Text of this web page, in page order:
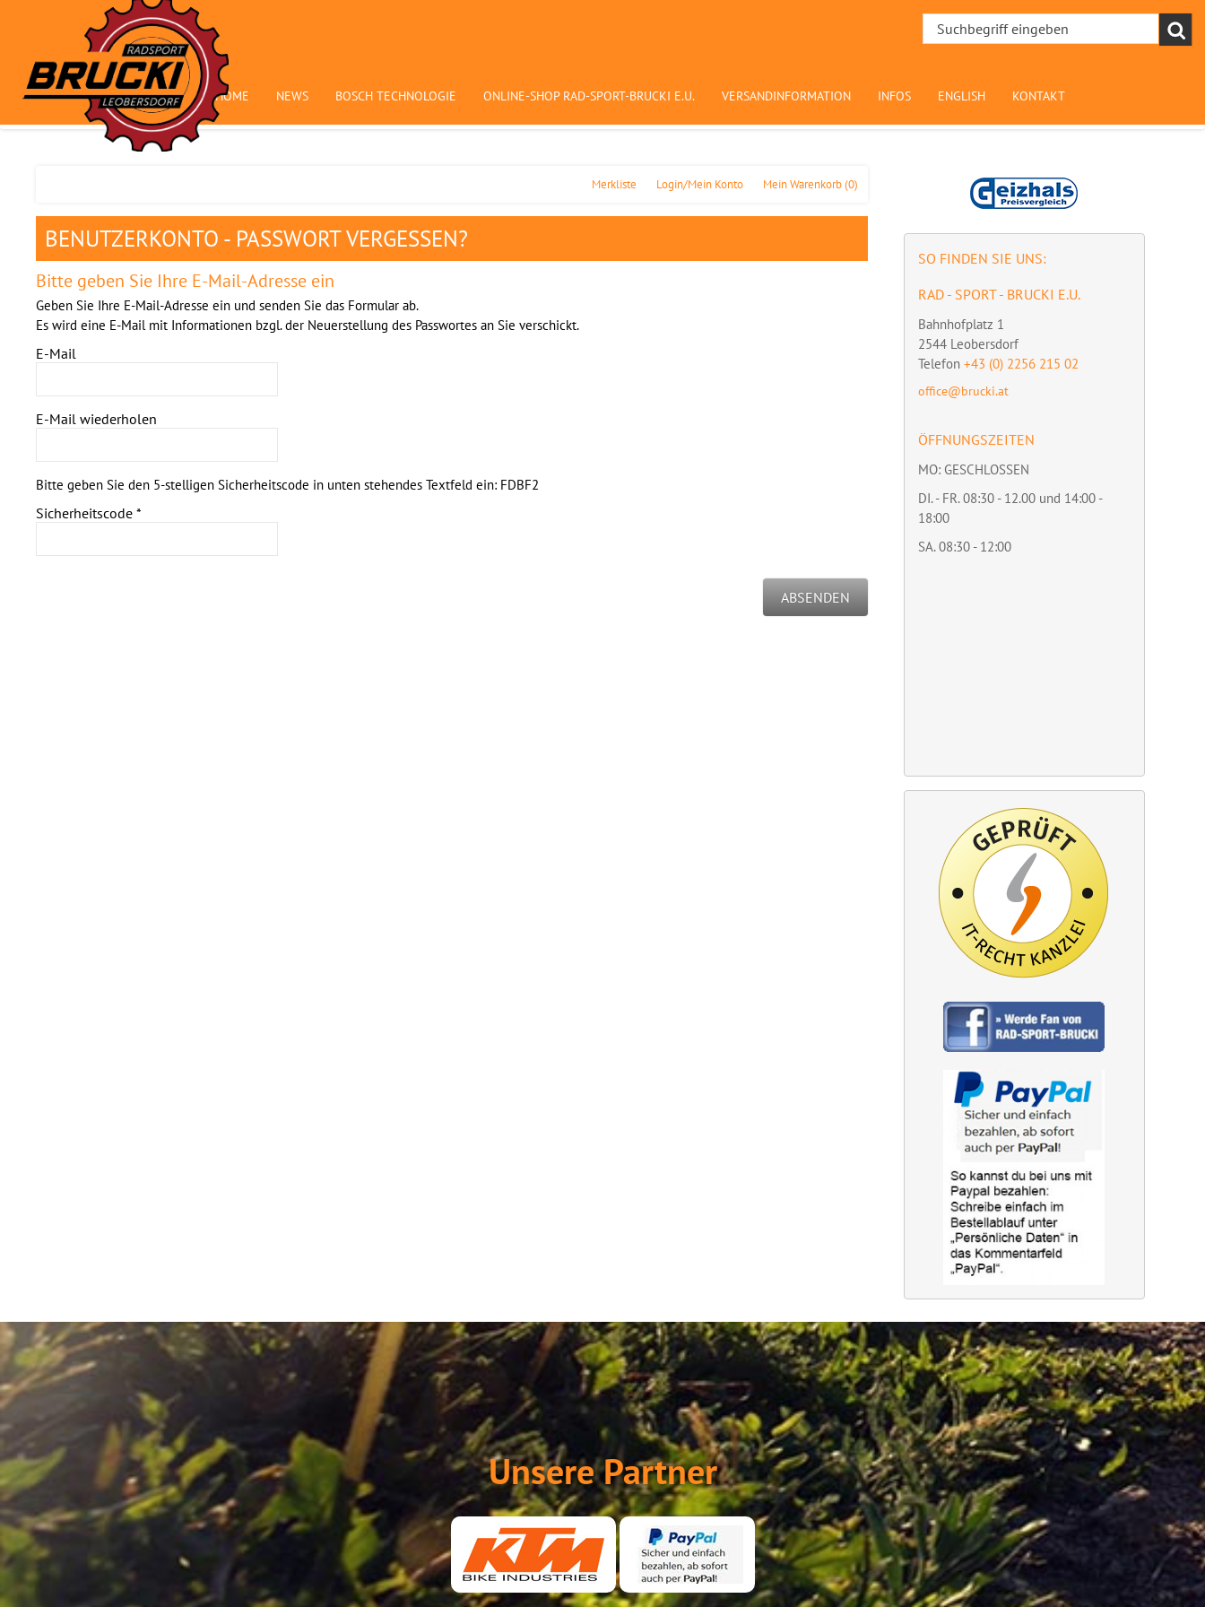
HOME NEWS BOSCH TECHNOLOGIE ONLINE-SHOP RAD-SPORT-BRUCKI E.U. VERSANDINFORMATION INFOS ENGLISH KONTAKT
Mein Warenkorb(0)
Login/Mein Konto
Merkliste
BENUTZERKONTO - PASSWORT VERGESSEN?
Bitte geben Sie Ihre E-Mail-Adresse ein
Geben Sie Ihre E-Mail-Adresse ein und senden Sie das Formular ab.
Es wird eine E-Mail mit Informationen bzgl. der Neuerstellung des Passwortes an Sie verschickt.
E-Mail
E-Mail wiederholen
Bitte geben Sie den 5-stelligen Sicherheitscode in unten stehendes Textfeld ein: FDBF2
Sicherheitscode*
SO FINDEN SIE UNS:
RAD - SPORT - BRUCKI E.U.
Bahnhofplatz 1
2544 Leobersdorf
Telefon +43 (0) 2256 215 02
office@brucki.at
ÖFFNUNGSZEITEN
MO: GESCHLOSSEN
DI. - FR. 08:30 - 12.00 und 14:00 -
18:00
SA. 08:30 - 12:00
Unsere Partner